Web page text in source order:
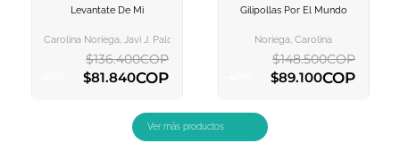
Levantate De Mi
Carolina Noriega, Javi J. Palo
$136.400COP
$81.840COP
AGREGAR AL CARRITO
Gilipollas Por El Mundo
Noriega, Carolina
$148.500COP
$89.100COP
AGREGAR AL CARRITO